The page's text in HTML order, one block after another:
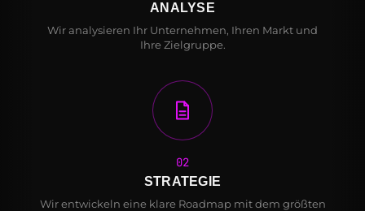
ANALYSE
Wir analysieren Ihr Unternehmen, Ihren Markt und
Ihre Zielgruppe.
02
STRATEGIE
Wir entwickeln eine klare Roadmap mit dem größten